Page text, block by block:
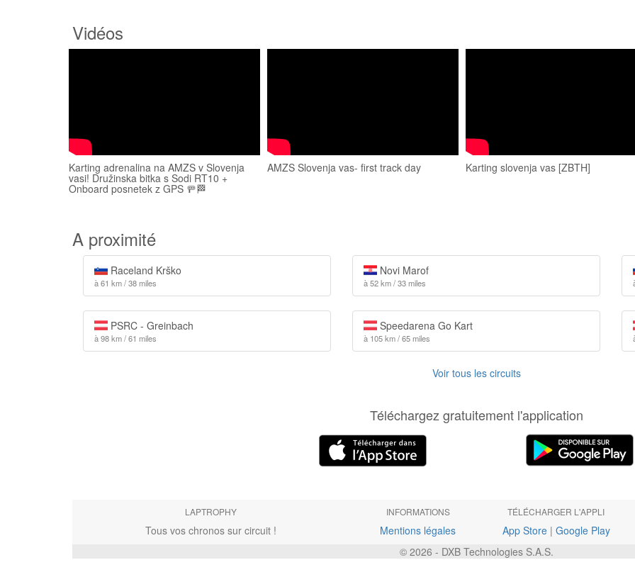
Vidéos
Karting adrenalina na AMZS v Slovenja
vasi! Družinska bitka s Sodi RT10 +
Onboard posnetek z GPS 🚥🏁
AMZS Slovenja vas- first track day Karting slovenja vas [ZBTH]
A proximité
Raceland Krško
à 61 km / 38 miles
Novi Marof
à 52 km / 33 miles
PSRC - Greinbach
à 98 km / 61 miles
Speedarena Go Kart
à 105 km / 65 miles
Voir tous les circuits
Téléchargez gratuitement l'application
LAPTROPHY
Tous vos chronos sur circuit !
INFORMATIONS
Mentions légales
TÉLÉCHARGER L'APPLI
App Store| Google Play
© 2026 - DXB Technologies S.A.S.